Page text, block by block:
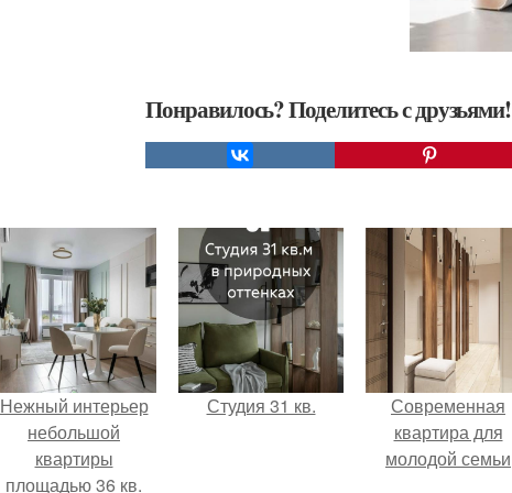
Понравилось? Поделитесь с друзьями!
Нежный интерьер
небольшой
квартиры
площадью 36 кв.
Студия 31 кв.
Современная
квартира для
молодой семьи